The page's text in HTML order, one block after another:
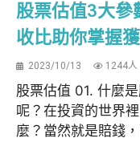
股票估值3大參
收比助你掌握
2023/10/13 1244人
股票估值 01. 什麼
呢？在投資的世界
麼？當然就是賠錢